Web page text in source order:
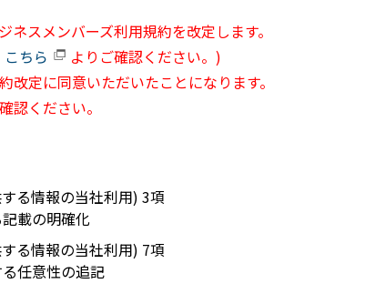
ネスメンバーズ利用規約を改定します。
こちら
よりご確認ください。)
改定に同意いただいたことになります。
認ください。
る情報の当社利用) 3項
載の明確化
る情報の当社利用) 7項
任意性の追記